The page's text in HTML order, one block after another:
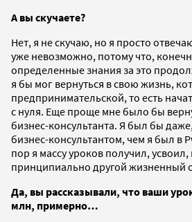
А вы скучаете?
Нет, я не скучаю, но я просто
уже невозможно, потому что,
определенные знания за это
я бы мог вернуться в свою жизнь,
предпринимательской, то есть
с нуля. Еще проще мне было бы
бизнес-консультанта. Я был бы
бизнес-консультантом, чем я был в
пор я массу уроков получил, усвоил,
принципиально другой жизненный
Да, вы рассказывали, что ваши
млн, примерно…